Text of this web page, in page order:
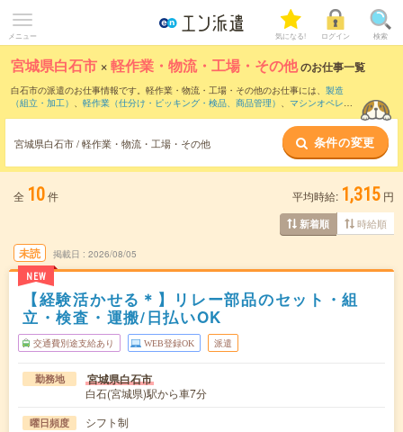
メニュー 気になる! ログイン 検索
宮城県白石市 ×軽作業・物流・工場・その他のお仕事一覧
白石市の派遣のお仕事情報です。軽作業・物流・工場・その他のお仕事には、 製造
（組立・加工） 、 軽作業（仕分け・ピッキング・検品、商品管理） 、 マシンオペレー
宮城県白石市 / 軽作業・物流・工場・その他 条件の変更
全 10件 平均時給: 1,315 円
新着順 時給順
未読
NEW
掲載日 2026/08/05
【経験活かせる＊】リレー部品のセット・組
立・検査・運搬/日払いOK
交通費別途支給あり WEB登録OK 派遣
勤務地 宮城県白石市
白石(宮城県)駅から車7分
曜日頻度 シフト制